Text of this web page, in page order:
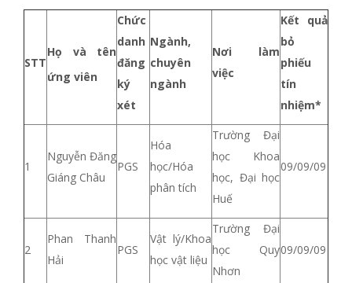
STT
Họ và tên
ứng viên
Chức
danh
đăng
ký
xét
Ngành,
chuyên
ngành
Nơi làm
việc
Kết quả
bỏ
phiếu
tín
nhiệm*
1
Nguyễn Đăng
Giáng Châu
PGS
Hóa
học/Hóa
phân tích
Trường Đại
học Khoa
học, Đại học
Huế
09/09/09
2
Phan Thanh
Hải
PGS
Vật lý/Khoa
học vật liệu
Trường Đại
học Quy
Nhơn
09/09/09